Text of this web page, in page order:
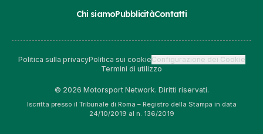
Chi siamoPubblicitàContatti
Politica sulla privacyPolitica sui cookieConfigurazione dei Cookie
Termini di utilizzo
© 2026 Motorsport Network. Diritti riservati.
Iscritta presso il Tribunale di Roma – Registro della Stampa in data
24/10/2019 al n. 136/2019